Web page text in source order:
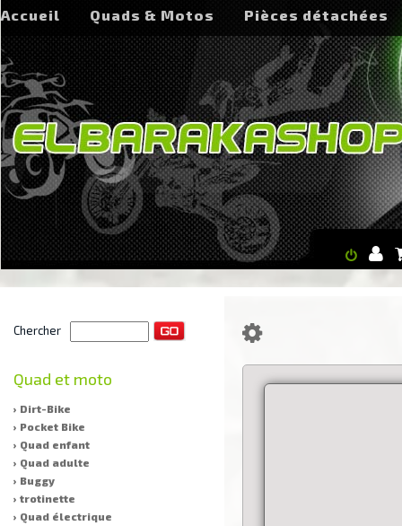
Accueil Quads & Motos Pièces détachées
Chercher
Quad et moto
› Dirt-Bike
› Pocket Bike
› Quad enfant
› Quad adulte
› Buggy
› trotinette
› Quad électrique